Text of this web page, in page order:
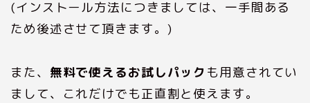
(インストール方法につきましては、一手間ある
ため後述させて頂きます。)
また、 無料で使えるお試しパック も用意されてい
まして、これだけでも正直割と使えます。